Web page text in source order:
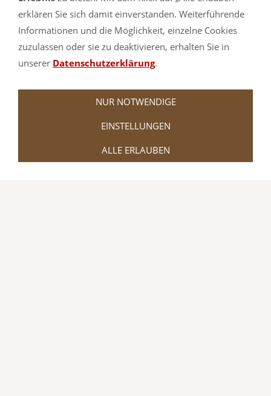
Yogamatten, Leichtturnmatten,
Steckmatten und Geräteturnmatten.
Auch Sonderanfertigungen in Ihren
dem umfangreichen Sortiment
erklären Sie sich damit einverstanden. Weiterführende
Informationen und die Möglichkeit, einzelne Cookies
zuzulassen oder sie zu deaktivieren, erhalten Sie in
unserer Datenschutzerklärung.
NUR NOTWENDIGE
EINSTELLUNGEN
ALLE ERLAUBEN